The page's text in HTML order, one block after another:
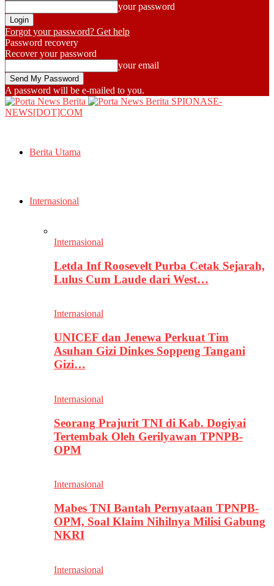
your password
Forgot your password? Get help
Password recovery
Recover your password
your email
A password will be e-mailed to you.
SPIONASE-
NEWS[DOT]COM
Berita Utama
Internasional
Internasional
Letda Inf Roosevelt Purba Cetak Sejarah,
Lulus Cum Laude dari West…
Internasional
UNICEF dan Jenewa Perkuat Tim
Asuhan Gizi Dinkes Soppeng Tangani
Gizi…
Internasional
Seorang Prajurit TNI di Kab. Dogiyai
Tertembak Oleh Gerilyawan TPNPB-
OPM
Internasional
Mabes TNI Bantah Pernyataan TPNPB-
OPM, Soal Klaim Nihilnya Milisi Gabung
NKRI
Internasional